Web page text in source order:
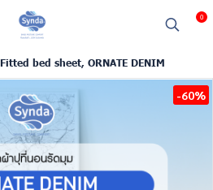
0
Fitted bed sheet, ORNATE DENIM
-60%